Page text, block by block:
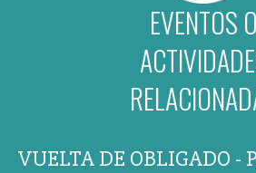
EVENTOS O
VUELTA DE OBLIGADO -